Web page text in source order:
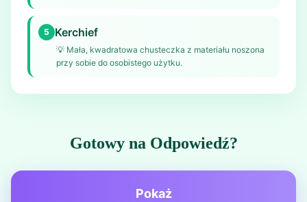
5 Kerchief
💡 Mała, kwadratowa chusteczka z materiału noszona
przy sobie do osobistego użytku.
Gotowy na Odpowiedź?
Pokaż